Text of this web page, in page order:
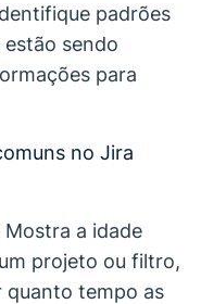
padrões
sendo
para
no Jira
Mostra a idade
projeto ou filtro,
quanto tempo as